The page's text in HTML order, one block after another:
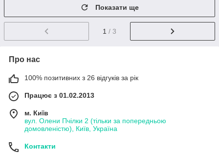
Показати ще
1 / 3
Про нас
100% позитивних з 26 відгуків за рік
Працює з 01.02.2013
м. Київ
вул. Олени Пчілки 2 (тільки за попередньою
домовленістю), Київ, Україна
Контакти